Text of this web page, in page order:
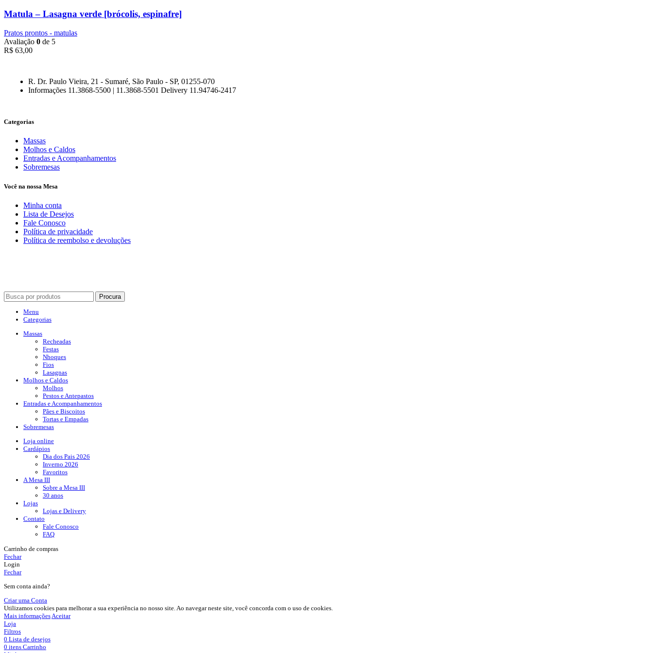
Matula – Lasagna verde [brócolis, espinafre]
Pratos prontos - matulas
Avaliação 0 de 5
R$ 63,00
R. Dr. Paulo Vieira, 21 - Sumaré, São Paulo - SP, 01255-070
Informações 11.3868-5500 | 11.3868-5501 Delivery 11.94746-2417
Categorias
Massas
Molhos e Caldos
Entradas e Acompanhamentos
Sobremesas
Você na nossa Mesa
Minha conta
Lista de Desejos
Fale Conosco
Política de privacidade
Política de reembolso e devoluções
Procura
Menu
Categorias
Massas
Recheadas
Festas
Nhoques
Fios
Lasagnas
Molhos e Caldos
Molhos
Pestos e Antepastos
Entradas e Acompanhamentos
Pães e Biscoitos
Tortas e Empadas
Sobremesas
Loja online
Cardápios
Dia dos Pais 2026
Inverno 2026
Favoritos​
A Mesa III
Sobre a Mesa III
30 anos
Lojas
Lojas e Delivery
Contato
Fale Conosco
FAQ
Carrinho de compras
Fechar
Login
Fechar
Sem conta ainda?
Criar uma Conta
Utilizamos cookies para melhorar a sua experiência no nosso site. Ao navegar neste site, você concorda com o uso de cookies.
Mais informaçõesAceitar
Loja
Filtros
0 Lista de desejos
0 itens Carrinho